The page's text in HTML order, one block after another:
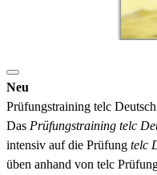
Neu
Prüfungstraining telc
Das Prüfungstraining telc
intensiv auf die Prüfung telc
üben anhand von telc